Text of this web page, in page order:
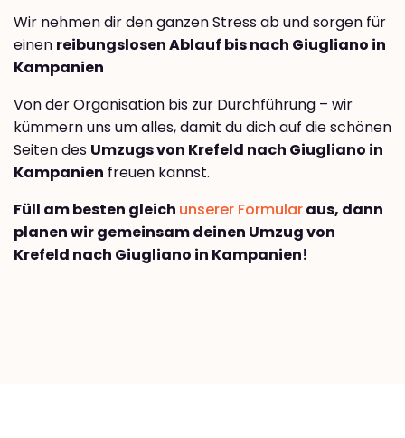
Wir nehmen dir den ganzen Stress ab und sorgen für
einen reibungslosen Ablauf bis nach Giugliano in
Kampanien
Von der Organisation bis zur Durchführung – wir
kümmern uns um alles, damit du dich auf die schönen
Seiten des Umzugs von Krefeld nach Giugliano in
Kampanien freuen kannst.
Füll am besten gleich unserer Formularaus, dann
planen wir gemeinsam deinen Umzug von
Krefeld nach Giugliano in Kampanien!